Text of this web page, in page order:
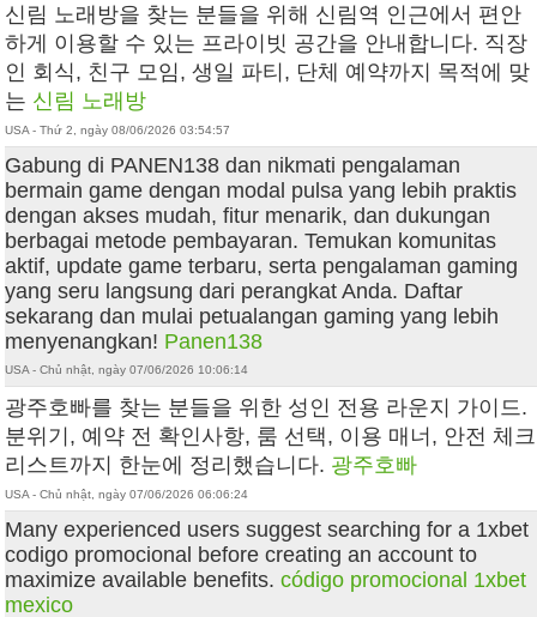
신림 노래방을 찾는 분들을 위해 신림역 인근에서 편안
하게 이용할 수 있는 프라이빗 공간을 안내합니다. 직장
인 회식, 친구 모임, 생일 파티, 단체 예약까지 목적에 맞
는 신림 노래방
USA - Thứ 2, ngày 08/06/2026 03:54:57
Gabung di PANEN138 dan nikmati pengalaman
bermain game dengan modal pulsa yang lebih praktis
dengan akses mudah, fitur menarik, dan dukungan
berbagai metode pembayaran. Temukan komunitas
aktif, update game terbaru, serta pengalaman gaming
yang seru langsung dari perangkat Anda. Daftar
sekarang dan mulai petualangan gaming yang lebih
menyenangkan! Panen138
USA - Chủ nhật, ngày 07/06/2026 10:06:14
광주호빠를 찾는 분들을 위한 성인 전용 라운지 가이드.
분위기, 예약 전 확인사항, 룸 선택, 이용 매너, 안전 체크
리스트까지 한눈에 정리했습니다. 광주호빠
USA - Chủ nhật, ngày 07/06/2026 06:06:24
Many experienced users suggest searching for a 1xbet
codigo promocional before creating an account to
maximize available benefits.código promocional 1xbet
mexico